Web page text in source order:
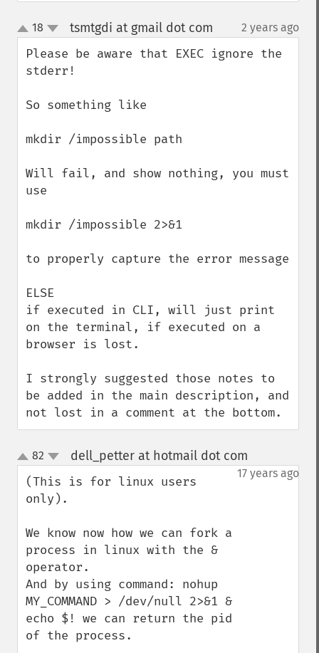
up
down
18 tsmtgdi at gmail dot com 2 years ago
Please be aware that EXEC ignore the
stderr!
So something like
mkdir /impossible path
Will fail, and show nothing, you must
use
mkdir /impossible 2>&1
to properly capture the error message
ELSE
if executed in CLI, will just print
on the terminal, if executed on a
browser is lost.
I strongly suggested those notes to
be added in the main description, and
not lost in a comment at the bottom.
up
down
82 dell_petter at hotmail dot com
17 years ago
(This is for linux users
only).
We know now how we can fork a
process in linux with the &
operator.
And by using command: nohup
MY_COMMAND > /dev/null 2>&1 &
echo $! we can return the pid
of the process.